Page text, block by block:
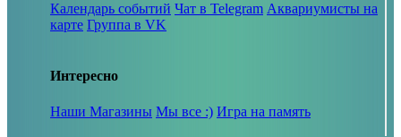
Календарь событий Чат в Telegram Аквариумисты на
карте Группа в VK
Интересно
Наши Магазины Мы все :) Игра на память